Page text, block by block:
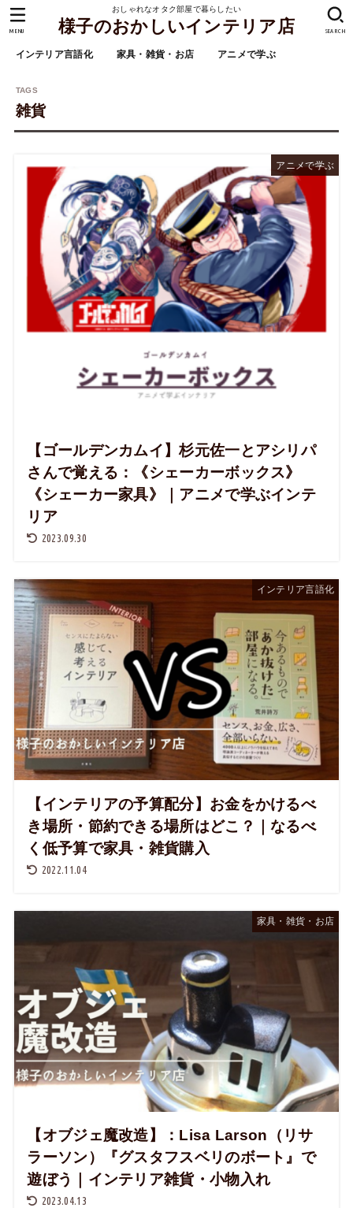
おしゃれなオタク部屋で暮らしたい
様子のおかしいインテリア店
インテリア言語化 家具・雑貨・お店 アニメで学ぶ
SEARCH
MENU
雑貨
アニメで学ぶ
【ゴールデンカムイ】杉元佐一とアシリパ
さんで覚える：《シェーカーボックス》
《シェーカー家具》｜アニメで学ぶインテ
リア
2023.09.30
インテリア言語化
【インテリアの予算配分】お金をかけるべ
き場所・節約できる場所はどこ？｜なるべ
く低予算で家具・雑貨購入
2022.11.04
家具・雑貨・お店
【オブジェ魔改造】：Lisa Larson（リサ
ラーソン）『グスタフスベリのボート』で
遊ぼう｜インテリア雑貨・小物入れ
2023.04.13